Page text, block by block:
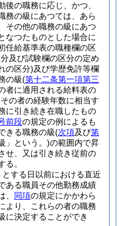
の職務に応じ、かつ、
務の級にあつては、あら
その他の職務の級にあつ
なつたものとした場合に
任給基準表の職種欄の区
及び試験欄の区分の定め
の区分)及び学歴免許等欄
の級(第十二条第一項第三
者に適用される給料表の
の者の経験年数に相当す
に引き続き在職したもの
前段の規定の例によるも
きる職務の級(次項及び第
」という。)の範囲内で昇
せ、又は引き続き従前の
る。
する日以前における直近
ある職員その他勤務成績
同項の規定にかかわら
より、これらの者の職務
に決定することができ